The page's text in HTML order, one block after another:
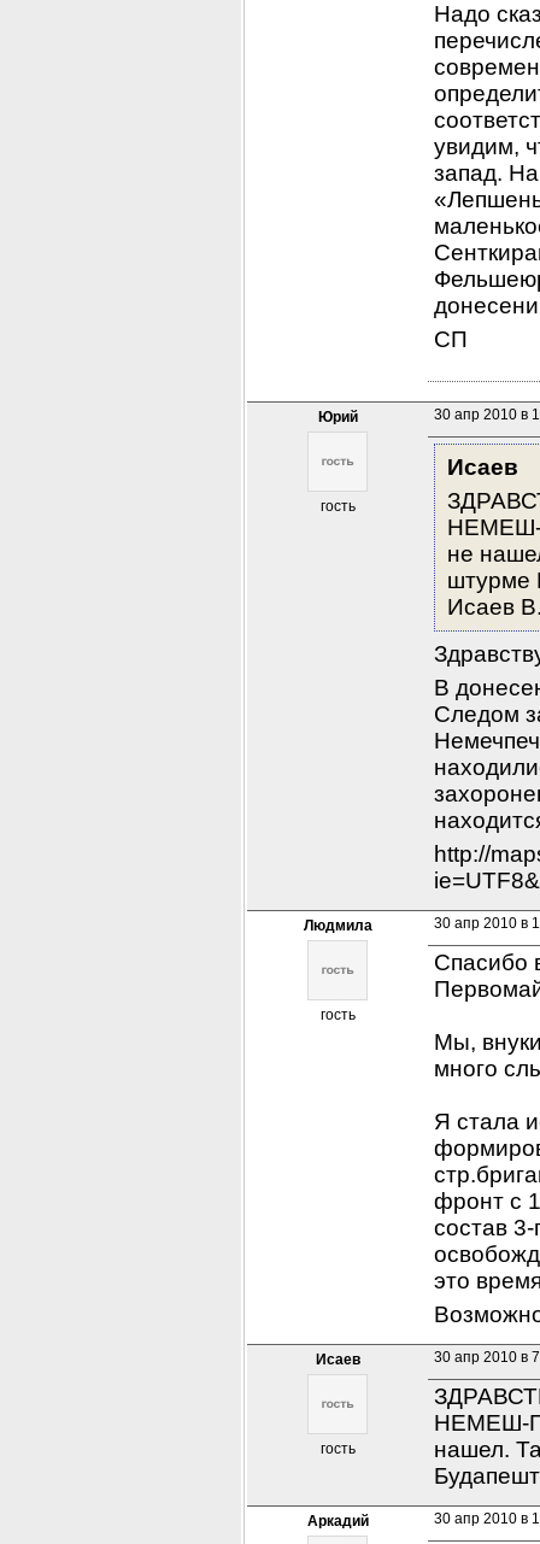
Надо
увидим,
запад.
СП
Юрий
гость
30 апр 2010 в
Исаев
НЕМЕШ-
не
штурме
Исаев
В
Следом
http://
Людмила
гость
30 апр 2010 в
Спасибо
Мы,
много
Я стала
фронт с
состав
это
Исаев
гость
30 апр 2010 в
НЕМЕШ-
нашел.
Аркадий 30 апр 2010 в